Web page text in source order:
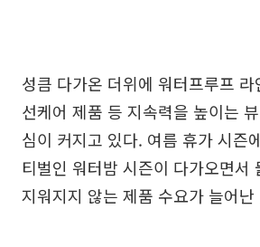
성큼 다가온 더위에 워터프루프
선케어 제품 등 지속력을 높이는
심이 커지고 있다. 여름 휴가 시즌
티벌인 워터밤 시즌이 다가오면서
지워지지 않는 제품 수요가 늘어난